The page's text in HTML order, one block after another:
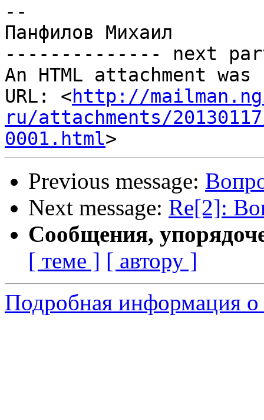
--
Панфилов Михаил
-------------- next
An HTML attachment
URL: <http://
ru/attachments/
0001.html
Previous message:
Next message: Re[2]:
Сообщения,
[ теме ] [ автору ]
Подробная информация